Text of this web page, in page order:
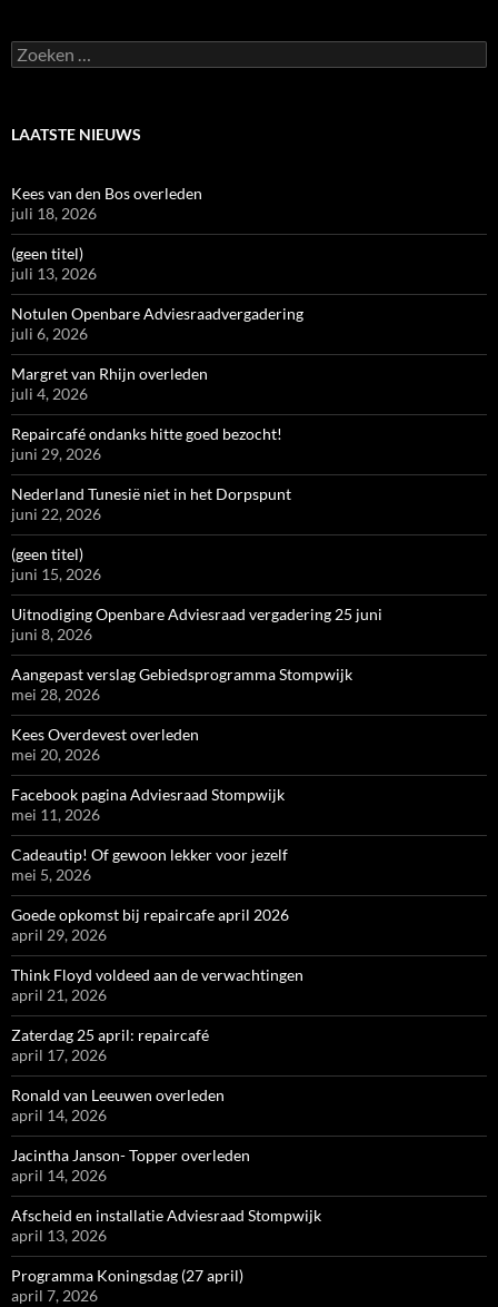
Zoeken
naar:
LAATSTE NIEUWS
Kees van den Bos overleden
juli 18, 2026
(geen titel)
juli 13, 2026
Notulen Openbare Adviesraadvergadering
juli 6, 2026
Margret van Rhijn overleden
juli 4, 2026
Repaircafé ondanks hitte goed bezocht!
juni 29, 2026
Nederland Tunesië niet in het Dorpspunt
juni 22, 2026
(geen titel)
juni 15, 2026
Uitnodiging Openbare Adviesraad vergadering 25 juni
juni 8, 2026
Aangepast verslag Gebiedsprogramma Stompwijk
mei 28, 2026
Kees Overdevest overleden
mei 20, 2026
Facebook pagina Adviesraad Stompwijk
mei 11, 2026
Cadeautip! Of gewoon lekker voor jezelf
mei 5, 2026
Goede opkomst bij repaircafe april 2026
april 29, 2026
Think Floyd voldeed aan de verwachtingen
april 21, 2026
Zaterdag 25 april: repaircafé
april 17, 2026
Ronald van Leeuwen overleden
april 14, 2026
Jacintha Janson- Topper overleden
april 14, 2026
Afscheid en installatie Adviesraad Stompwijk
april 13, 2026
Programma Koningsdag (27 april)
april 7, 2026